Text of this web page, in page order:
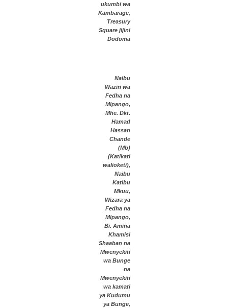
ukumbi wa
Kambarage,
Treasury
Square jijini
Dodoma
Naibu
Waziri wa
Fedha na
Mipango,
Mhe. Dkt.
Hamad
Hassan
Chande
(Mb)
(Katikati
walioketi),
Naibu
Katibu
Mkuu,
Wizara ya
Fedha na
Mipango,
Bi. Amina
Khamisi
Shaaban na
Mwenyekiti
wa Bunge
na
Mwenyekiti
wa kamati
ya Kudumu
ya Bunge,